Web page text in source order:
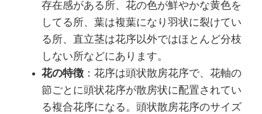
存在感がある所、花の色が鮮やかな黄色を
してる所、葉は複葉になり羽状に裂けてい
る所、直立茎は花序以外ではほとんど分枝
しない所などにあります。
花の特徴 ：花序は頭状散房花序で、花軸の
節ごとに頭状花序が散房状に配置されてい
る複合花序になる。頭状散房花序のサイズ